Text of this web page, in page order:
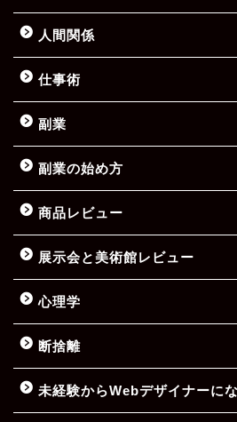
人間関係
仕事術
副業
副業の始め方
商品レビュー
展示会と美術館レビュー
心理学
断捨離
未経験からWebデザイナーに